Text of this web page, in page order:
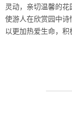
灵动，亲切温馨的花
使游人在欣赏园中诗
以更加热爱生命，积